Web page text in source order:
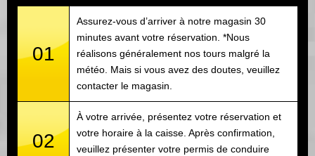
01
Assurez-vous d’arriver à notre magasin 30
minutes avant votre réservation. *Nous
réalisons généralement nos tours malgré la
météo. Mais si vous avez des doutes, veuillez
contacter le magasin.
02
À votre arrivée, présentez votre réservation et
votre horaire à la caisse. Après confirmation,
veuillez présenter votre permis de conduire